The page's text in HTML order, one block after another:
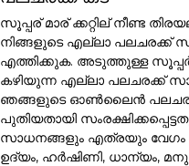
സൂപ്പര് മാര് ക്കറ്റില് നീണ്ട
നിങ്ങളുടെ എല്ലാ പലചരക്ക്
എത്തിക്കുക. അടുത്തുള്ള
കഴിയുന്ന എല്ലാ പലചരക്ക്
ഞങ്ങളുടെ ഓൺലൈൻ
പുതിയതായി
സാധനങ്ങളും എത്രയും വേഗം
ഉദ്യം, ഹർഷിണി, ധാന്യം,